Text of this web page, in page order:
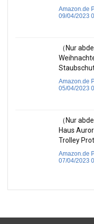
Amazon.de
09/04/2023
（Nur
Amazon.de
05/04/2023
（Nur
Haus
Trolley
Amazon.de
07/04/2023